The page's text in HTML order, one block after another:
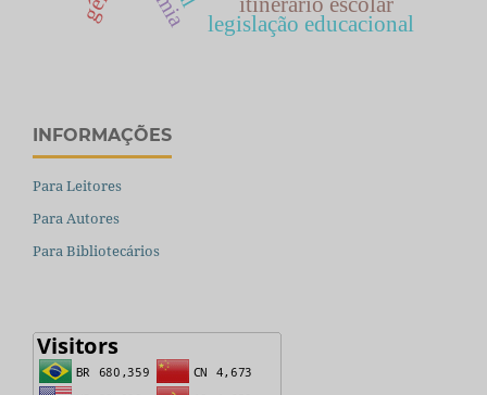
legislação educacional
INFORMAÇÕES
Para Leitores
Para Autores
Para Bibliotecários